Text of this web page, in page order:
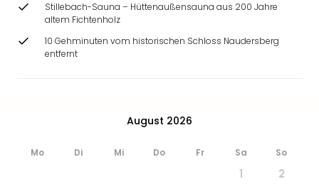
Stillebach-Sauna – Hüttenaußensauna aus 200 Jahre
altem Fichtenholz
10 Gehminuten vom historischen Schloss Naudersberg
entfernt
August 2026
Mo Di Mi Do Fr Sa So
1
2